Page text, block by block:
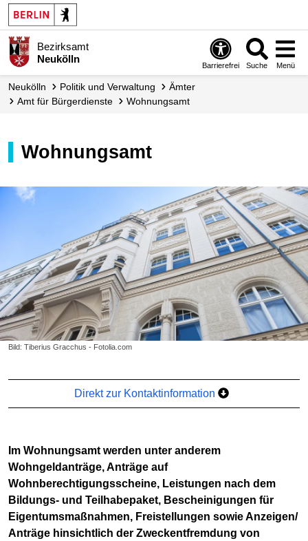
Bezirksamt
Neukölln
Barrierefrei Suche Menü
Neukölln Politik und Verwaltung
Ämter
Amt für Bürgerdienste
Wohnungsamt
Wohnungsamt
Bild: Tiberius Gracchus - Fotolia.com
Direkt zur Kontaktinformation
Im Wohnungsamt werden unter anderem
Wohngeldanträge, Anträge auf
Wohnberechtigungsscheine, Leistungen nach dem
Bildungs- und Teilhabepaket, Bescheinigungen für
Eigentumsmaßnahmen, Freistellungen sowie Anzeigen/
Anträge hinsichtlich der Zweckentfremdung von